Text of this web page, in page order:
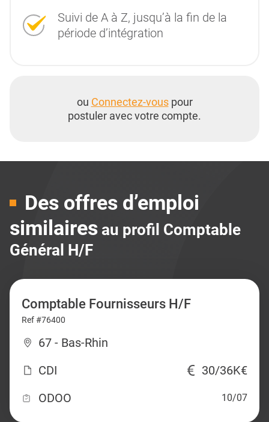
Suivi de A à Z, jusqu’à la fin de la
période d’intégration
ou Connectez-vouspour
postuler avec votre compte.
Des offres d’emploi
similaires au profil Comptable
Général H/F
Comptable Fournisseurs H/F
Ref #76400
67 - Bas-Rhin
CDI
30/36K€
ODOO
10/07